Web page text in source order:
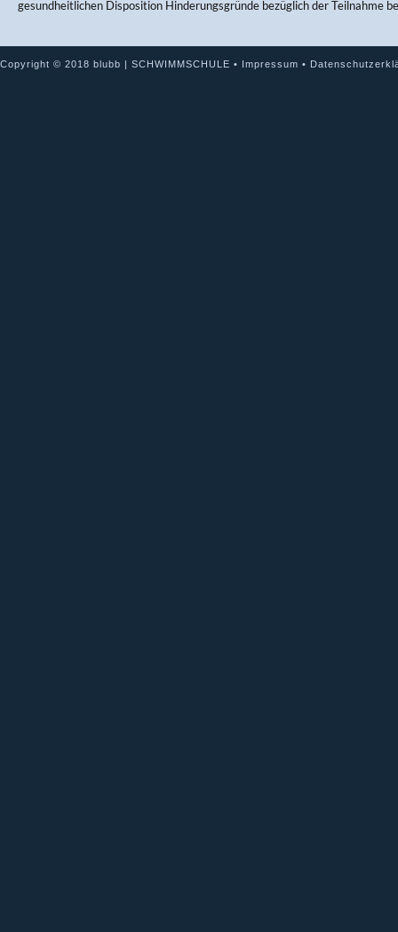
gesundheitlichen Disposition Hinderungsgründe bezüglich der Teilnahme
Copyright © 2018 blubb | SCHWIMMSCHULE • Impressum •